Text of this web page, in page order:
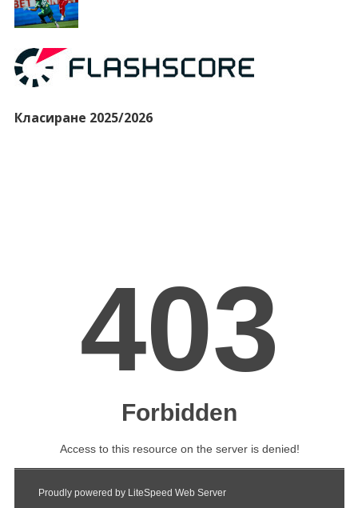
Класиране 2025/2026